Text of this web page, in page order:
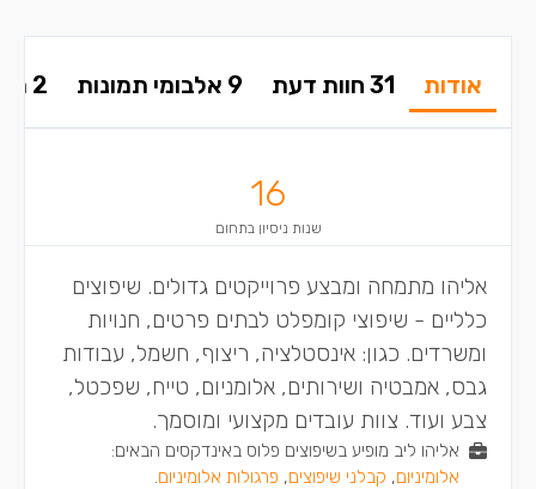
אודות 31 חוות דעת 9 אלבומי תמונות 2 תשובות בפורום
אליהו מתמחה ומבצע פרוייקטים גדולים. שיפוצים
כלליים - שיפוצי קומפלט לבתים פרטים, חנויות
ומשרדים. כגון: אינסטלציה, ריצוף, חשמל, עבודות
גבס, אמבטיה ושירותים, אלומניום, טייח, שפכטל,
צבע ועוד. צוות עובדים מקצועי ומוסמך.
אליהו ליב מופיע בשיפוצים פלוס באינדקסים הבאים:
אלומיניום, קבלני שיפוצים, פרגולות אלומיניום.
16
שנות ניסיון בתחום